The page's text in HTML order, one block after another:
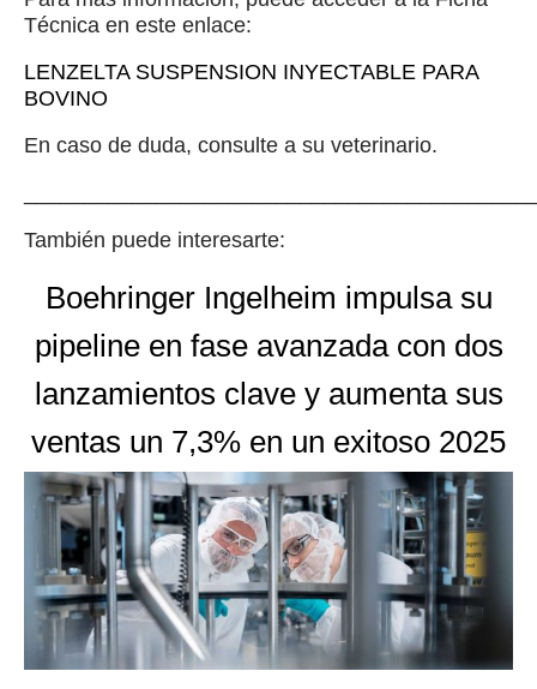
Técnica en este enlace:
LENZELTA SUSPENSION INYECTABLE PARA
BOVINO
En caso de duda, consulte a su veterinario.
También puede interesarte:
Boehringer Ingelheim impulsa su
pipeline en fase avanzada con dos
lanzamientos clave y aumenta sus
ventas un 7,3% en un exitoso 2025